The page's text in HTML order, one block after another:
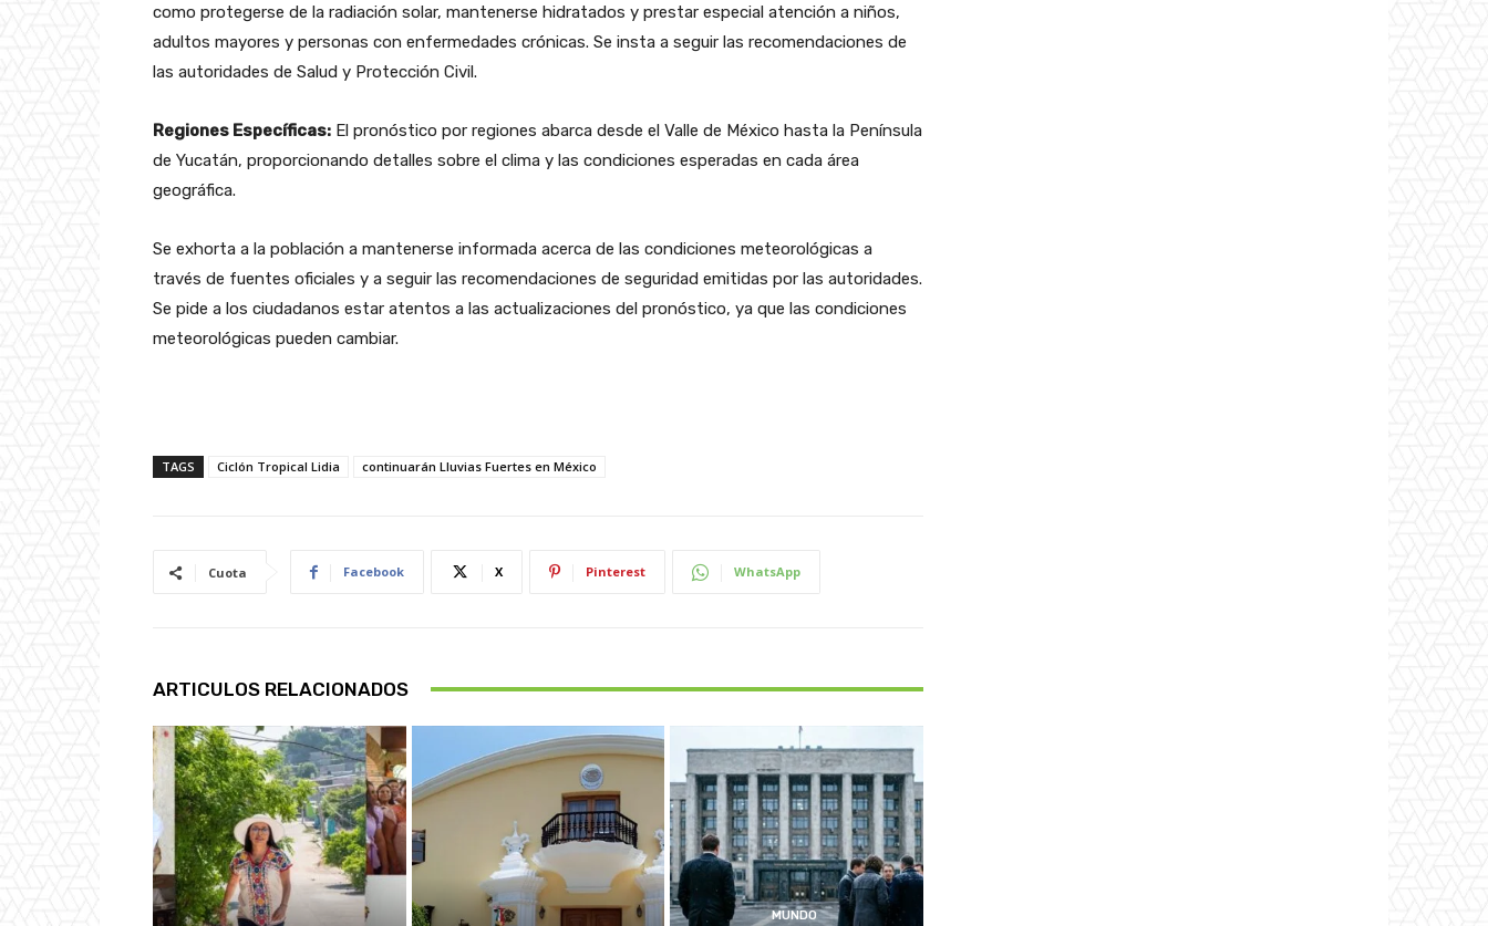
como protegerse de la radiación solar, mantenerse hidratados y prestar especial atención a niños,
adultos mayores y personas con enfermedades crónicas. Se insta a seguir las recomendaciones de
las autoridades de Salud y Protección Civil.
Regiones Específicas: El pronóstico por regiones abarca desde el Valle de México hasta la Península
de Yucatán, proporcionando detalles sobre el clima y las condiciones esperadas en cada área
geográfica.
Se exhorta a la población a mantenerse informada acerca de las condiciones meteorológicas a
través de fuentes oficiales y a seguir las recomendaciones de seguridad emitidas por las autoridades.
Se pide a los ciudadanos estar atentos a las actualizaciones del pronóstico, ya que las condiciones
meteorológicas pueden cambiar.
TAGS Ciclón Tropical Lidia continuarán Lluvias Fuertes en México
Cuota Facebook X Pinterest WhatsApp
ARTICULOS RELACIONADOS
MUNDO